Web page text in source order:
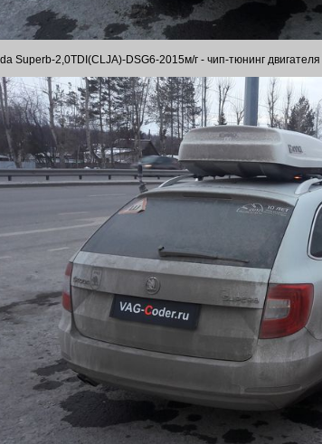
Superb-2,0TDI(CLJA)-DSG6-2015м/г - чип-тюнинг двигателя